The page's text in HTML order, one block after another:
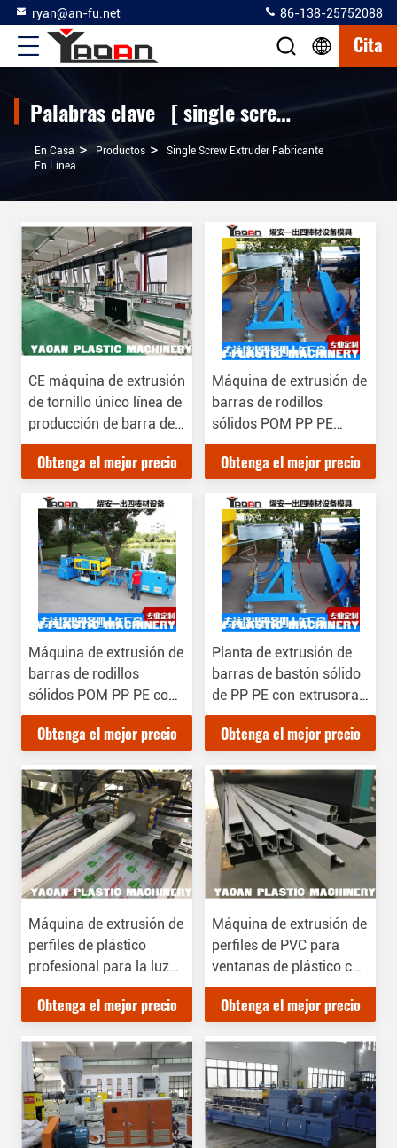
ryan@an-fu.net 86-138-25752088
Cita
Palabras clave [ single screw extruder ] Encuentro 203 productos
En Casa > Productos >
Single Screw Extruder Fabricante
En Línea
CE máquina de extrusión
de tornillo único línea de
producción de barra de
acrílico transparente
Obtenga el mejor precio
Máquina de extrusión de
barras de rodillos
sólidos POM PP PE
Extrusora de tornillo
único de 45 mm
Obtenga el mejor precio
Máquina de extrusión de
barras de rodillos
sólidos POM PP PE con
extrusora de tornillo
único de 45 mm
Obtenga el mejor precio
Planta de extrusión de
barras de bastón sólido
de PP PE con extrusora
de tornillo único de 45
mm
Obtenga el mejor precio
Máquina de extrusión de
perfiles de plástico
profesional para la luz
de la casa LED de
tornillo único
Obtenga el mejor precio
Máquina de extrusión de
perfiles de PVC para
ventanas de plástico con
alta producción,
extrusión de un solo
Obtenga el mejor precio